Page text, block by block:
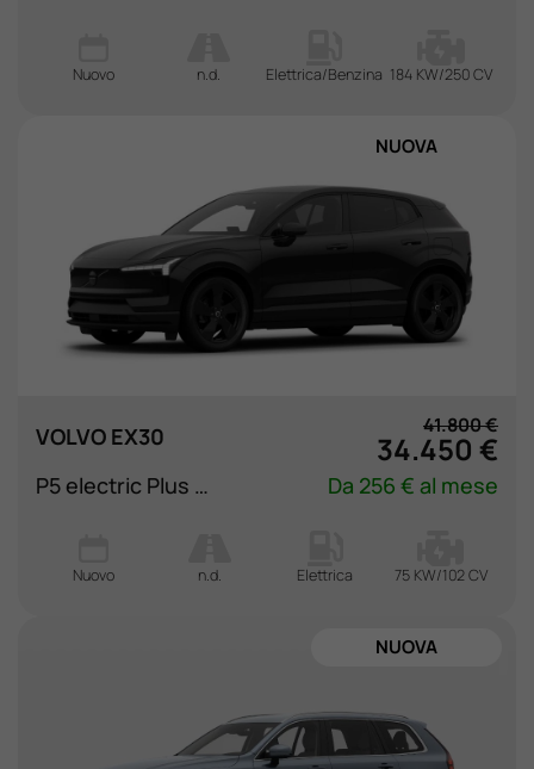
Nuovo n.d. Elettrica/Benzina 184 KW/250 CV
NUOVA
VOLVO EX30 41.800 €
34.450 €
P5 electric Plus Black Edition rwd Da 256 € al mese
Nuovo n.d. Elettrica 75 KW/102 CV
NUOVA